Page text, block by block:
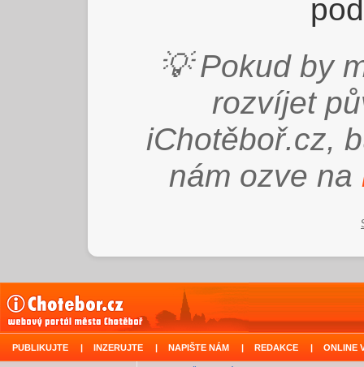
💡 Pokud by
rozvíjet
iChotěboř.cz,
nám ozve na
PUBLIKUJTE | INZERUJTE | NAPIŠTE NÁM | REDAKCE | ONLINE